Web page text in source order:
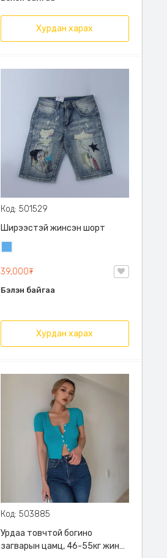
Хурдан харах
Код: 501529
Ширээстэй жинсэн шорт
39,000₮
Бэлэн байгаа
Хурдан харах
Код: 503885
Урдаа товчтой богино
загварын цамц, 46-55кг жинд